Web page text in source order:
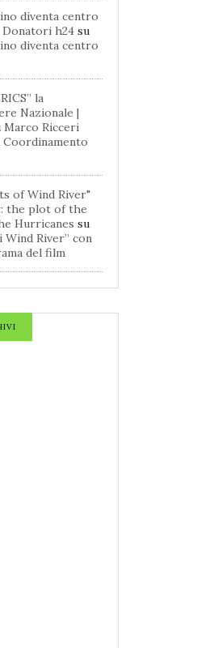
diventa centro
h24 su
diventa centro
la
Nazionale |
Marco Ricceri
of Wind River"
the plot of the
Hurricanes su
Wind River” con
del film